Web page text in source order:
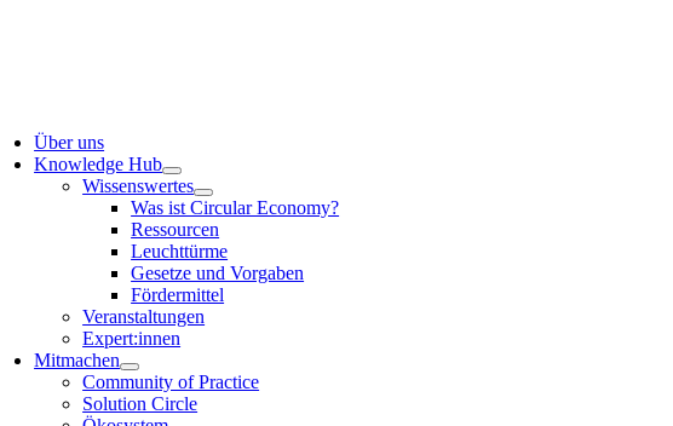
Über uns
Knowledge Hub
Wissenswertes
Was ist Circular Economy?
Ressourcen
Leuchttürme
Gesetze und Vorgaben
Fördermittel
Veranstaltungen
Expert:innen
Mitmachen
Community of Practice
Solution Circle